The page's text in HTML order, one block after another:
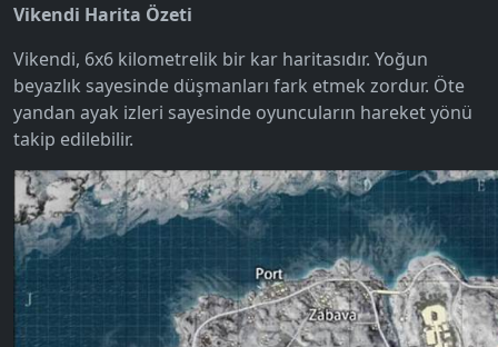
Vikendi Harita Özeti
Vikendi, 6x6 kilometrelik bir kar haritasıdır. Yoğun
beyazlık sayesinde düşmanları fark etmek zordur. Öte
yandan ayak izleri sayesinde oyuncuların hareket yönü
takip edilebilir.